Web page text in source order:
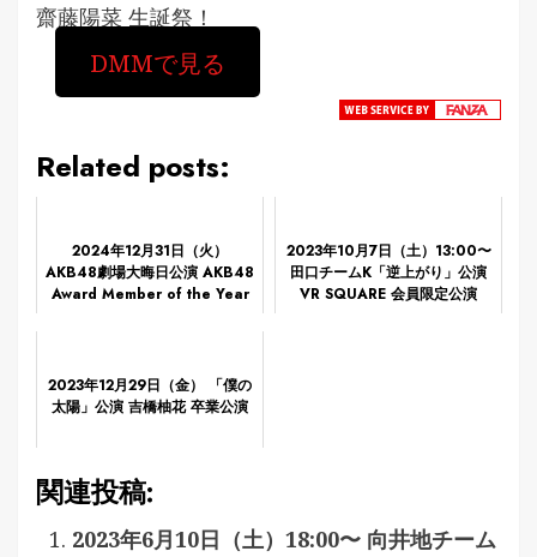
齋藤陽菜 生誕祭！
DMMで見る
Related posts:
2024年12月31日（火）
AKB48劇場大晦日公演 AKB48
Award Member of the Year
2023年10月7日（土）13:00〜
田口チームK「逆上がり」公演
VR SQUARE 会員限定公演
2023年12月29日（金） 「僕の
太陽」公演 吉橋柚花 卒業公演
関連投稿:
2023年6月10日（土）18:00〜 向井地チーム